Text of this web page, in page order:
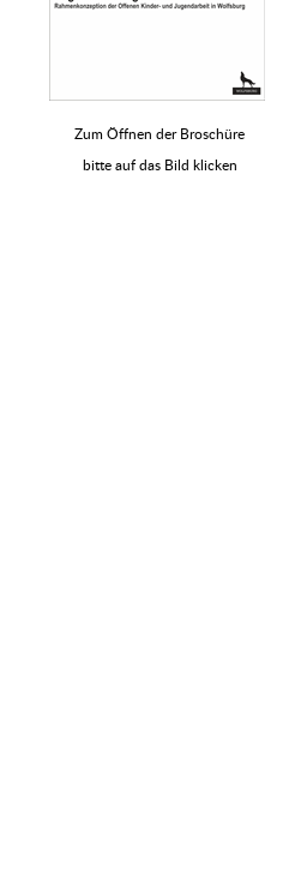
Zum Öffnen der Broschüre
bitte auf das Bild klicken